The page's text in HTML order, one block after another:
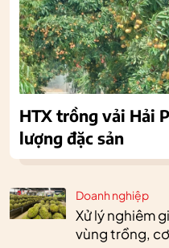
Doanh nghiệp
Xử lý nghiêm
vùng trồng,
HTX trồng vải Hải
lượng đặc sản